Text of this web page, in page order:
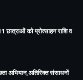
छात्राओं को प्रोत्साहन राशि व
अभियान,अतिरिक्त संसाधनों